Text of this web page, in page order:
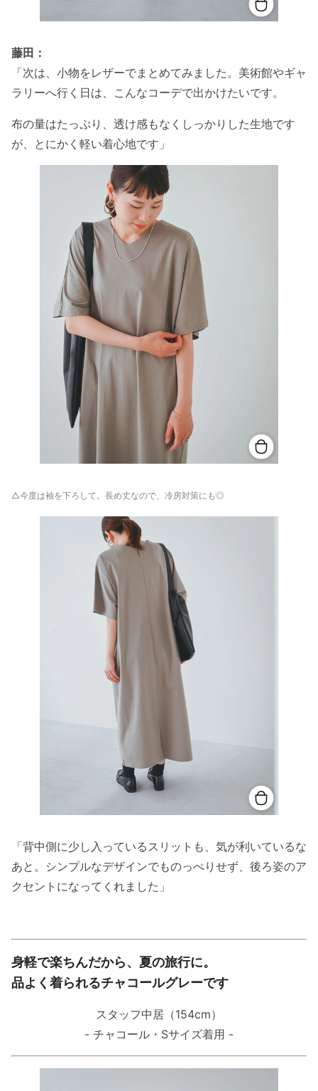
藤田：
「次は、小物をレザーでまとめてみました。美術館やギャ
ラリーへ行く日は、こんなコーデで出かけたいです。
布の量はたっぷり、透け感もなくしっかりした生地です
が、とにかく軽い着心地です」
△今度は袖を下ろして。長め丈なので、冷房対策にも◎
「背中側に少し入っているスリットも、気が利いているな
あと。シンプルなデザインでものっぺりせず、後ろ姿のア
クセントになってくれました」
身軽で楽ちんだから、夏の旅行に。
品よく着られるチャコールグレーです
スタッフ中居（154cm）
- チャコール・Sサイズ着用 -